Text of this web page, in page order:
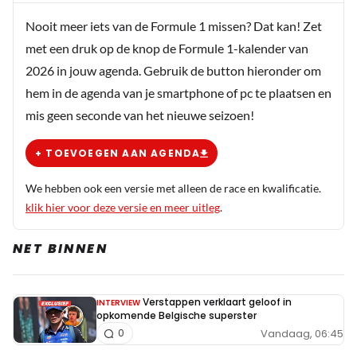
Nooit meer iets van de Formule 1 missen? Dat kan! Zet
met een druk op de knop de Formule 1-kalender van
2026 in jouw agenda. Gebruik de button hieronder om
hem in de agenda van je smartphone of pc te plaatsen en
mis geen seconde van het nieuwe seizoen!
+ TOEVOEGEN AAN AGENDA
We hebben ook een versie met alleen de race en kwalificatie.
klik hier voor deze versie en meer uitleg.
NET BINNEN
INTERVIEW Verstappen verklaart geloof in
opkomende Belgische superster
Vandaag, 06:45
0